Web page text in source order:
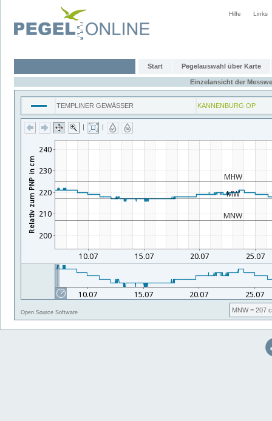
Hilfe Links
Start Pegelauswahl über Karte
Einzelansicht der
TEMPLINER GEWÄSSER KANNENBURG OP
| |
Open Source Software MNW= 207